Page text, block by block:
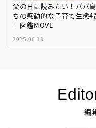
父の日に読みたい！パパ
ちの感動的な子育て生態4
｜図鑑MOVE
2025.06.13
編